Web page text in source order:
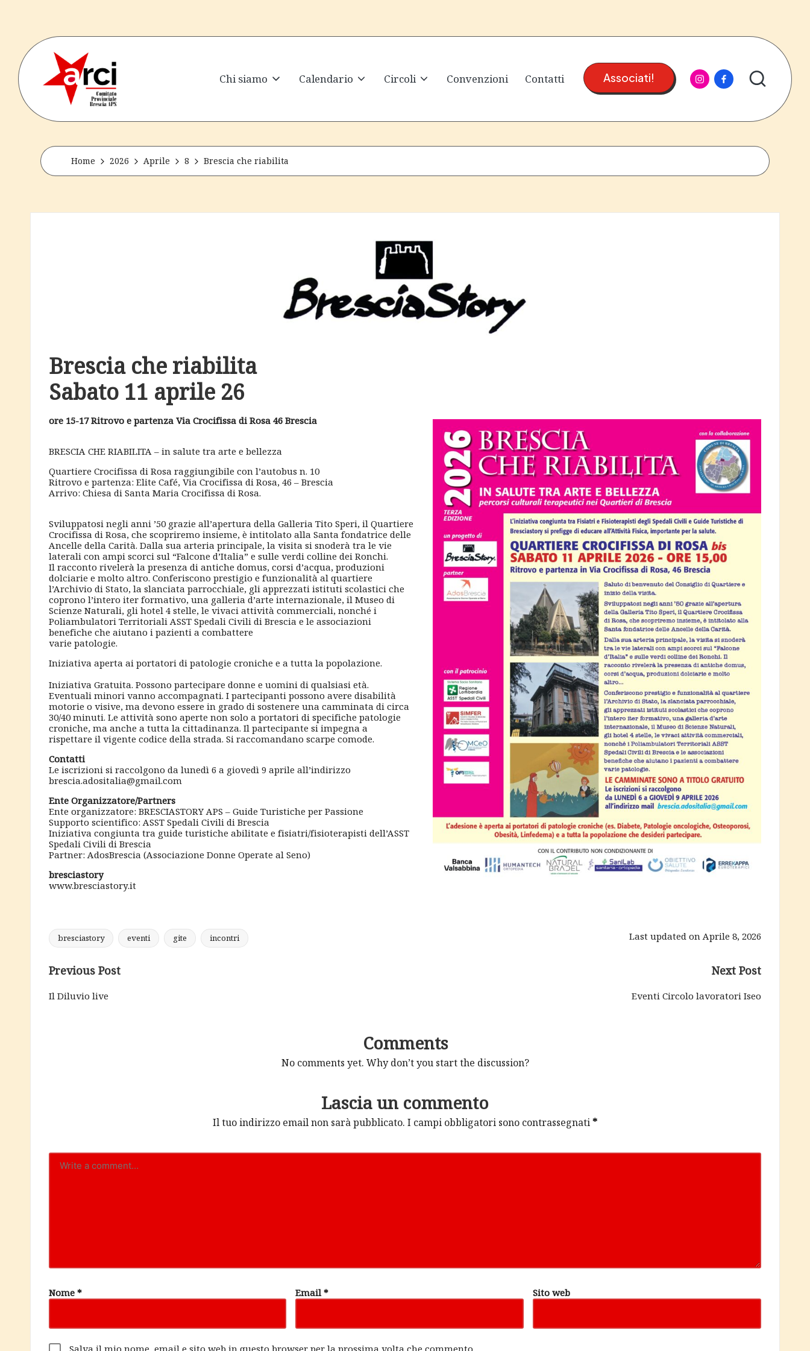
content
a
r
c
b
i
a
senza
perdere
tenerezza
Chi siamo Calendario Circoli Convenzioni Contatti Associati! instagramfacebook
Home 2026 Aprile 8 Brescia che riabilita
Brescia che riabilita
Sabato 11 aprile 26
ore 15-17 Ritrovo e partenza Via Crocifissa di Rosa 46 Brescia
BRESCIA CHE RIABILITA – in salute tra arte e bellezza
Quartiere Crocifissa di Rosa raggiungibile con l’autobus n. 10
Ritrovo e partenza: Elite Café, Via Crocifissa di Rosa, 46 – Brescia
Arrivo: Chiesa di Santa Maria Crocifissa di Rosa.
Sviluppatosi negli anni ’50 grazie all’apertura della Galleria Tito Speri, il Quartiere
Crocifissa di Rosa, che scopriremo insieme, è intitolato alla Santa fondatrice delle
Ancelle della Carità. Dalla sua arteria principale, la visita si snoderà tra le vie
laterali con ampi scorci sul “Falcone d’Italia” e sulle verdi colline dei Ronchi.
Il racconto rivelerà la presenza di antiche domus, corsi d’acqua, produzioni
dolciarie e molto altro. Conferiscono prestigio e funzionalità al quartiere
l’Archivio di Stato, la slanciata parrocchiale, gli apprezzati istituti scolastici che
coprono l’intero iter formativo, una galleria d’arte internazionale, il Museo di
Scienze Naturali, gli hotel 4 stelle, le vivaci attività commerciali, nonché i
Poliambulatori Territoriali ASST Spedali Civili di Brescia e le associazioni
benefiche che aiutano i pazienti a combattere
varie patologie.
Iniziativa aperta ai portatori di patologie croniche e a tutta la popolazione.
Iniziativa Gratuita. Possono partecipare donne e uomini di qualsiasi età.
Eventuali minori vanno accompagnati. I partecipanti possono avere disabilità
motorie o visive, ma devono essere in grado di sostenere una camminata di circa
30/40 minuti. Le attività sono aperte non solo a portatori di specifiche patologie
croniche, ma anche a tutta la cittadinanza. Il partecipante si impegna a
rispettare il vigente codice della strada. Si raccomandano scarpe comode.
Contatti
Le iscrizioni si raccolgono da lunedì 6 a giovedì 9 aprile all’indirizzo
brescia.adositalia@gmail.com
Ente Organizzatore/Partners
Ente organizzatore: BRESCIASTORY APS – Guide Turistiche per Passione
Supporto scientifico: ASST Spedali Civili di Brescia
Iniziativa congiunta tra guide turistiche abilitate e fisiatri/fisioterapisti dell’ASST
Spedali Civili di Brescia
Partner: AdosBrescia (Associazione Donne Operate al Seno)
bresciastory
www.bresciastory.it
Tags:
bresciastory eventi gite incontri Last updated on Aprile 8, 2026
Post
navigation
Previous Post
Il Diluvio live
Next Post
Eventi Circolo lavoratori Iseo
Comments
No comments yet. Why don’t you start the discussion?
Lascia un commento
Il tuo indirizzo email non sarà pubblicato.I campi obbligatori sono contrassegnati*
Nome* Email* Sito web